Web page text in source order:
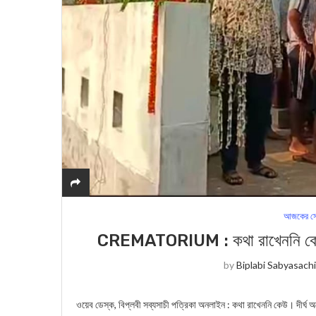
আজকের
CREMATORIUM : কথা রাখেননি কেউ!
byBiplabi Sabyasachi
ওয়েব ডেস্ক, বিপ্লবী সব্যসাচী পত্রিকা অনলাইন : কথা রাখেননি কেউ। দীর্ঘ